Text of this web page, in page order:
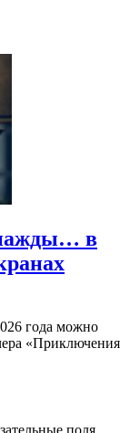
в
года можно
«Приключения
поля